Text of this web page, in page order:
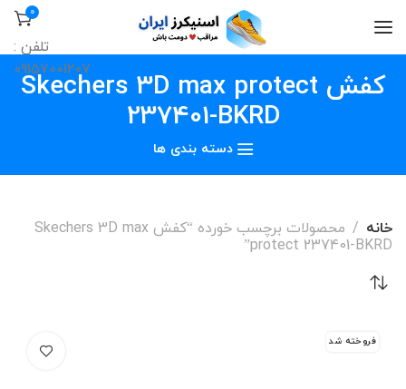
0
تلفن :
09157001207
کفش Skechers 3D max protect
237401-BKRD
دسته بندی ها
خانه
محصولات برچسب خورده “کفش Skechers 3D max
protect 237401-BKRD”
فروخته شد